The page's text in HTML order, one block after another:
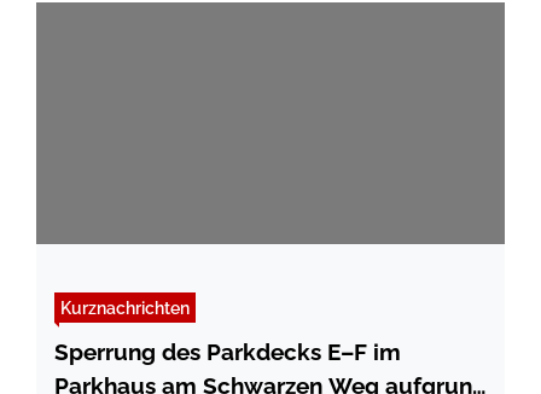
Kurznachrichten
Sperrung des Parkdecks E–F im
Parkhaus am Schwarzen Weg aufgrund